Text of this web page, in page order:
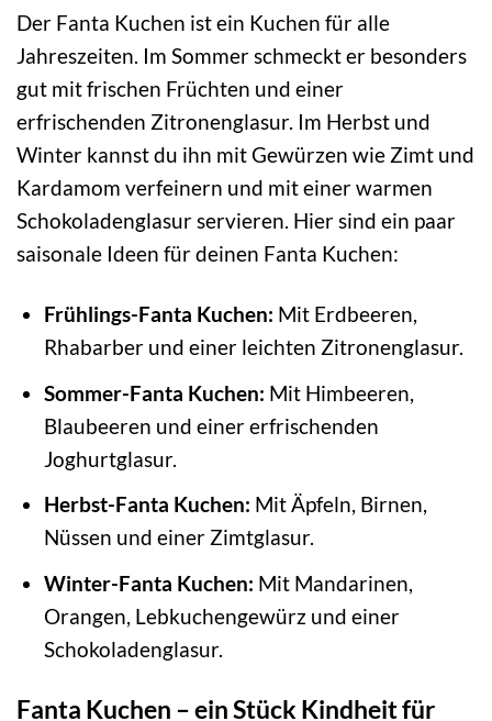
Der Fanta Kuchen ist ein Kuchen für alle
Jahreszeiten. Im Sommer schmeckt er besonders
gut mit frischen Früchten und einer
erfrischenden Zitronenglasur. Im Herbst und
Winter kannst du ihn mit Gewürzen wie Zimt und
Kardamom verfeinern und mit einer warmen
Schokoladenglasur servieren. Hier sind ein paar
saisonale Ideen für deinen Fanta Kuchen:
Frühlings-Fanta Kuchen: Mit Erdbeeren,
Rhabarber und einer leichten Zitronenglasur.
Sommer-Fanta Kuchen: Mit Himbeeren,
Blaubeeren und einer erfrischenden
Joghurtglasur.
Herbst-Fanta Kuchen: Mit Äpfeln, Birnen,
Nüssen und einer Zimtglasur.
Winter-Fanta Kuchen: Mit Mandarinen,
Orangen, Lebkuchengewürz und einer
Schokoladenglasur.
Fanta Kuchen – ein Stück Kindheit für